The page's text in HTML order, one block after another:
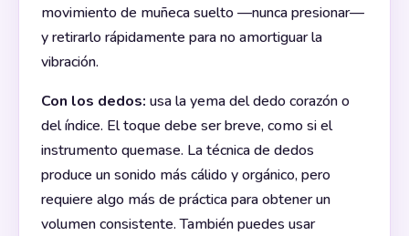
movimiento de muñeca suelto —nunca presionar—
y retirarlo rápidamente para no amortiguar la
vibración.
Con los dedos: usa la yema del dedo corazón o
del índice. El toque debe ser breve, como si el
instrumento quemase. La técnica de dedos
produce un sonido más cálido y orgánico, pero
requiere algo más de práctica para obtener un
volumen consistente. También puedes usar